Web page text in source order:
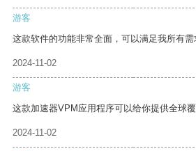
游客
这款软件的功能非常全面，可以满足我所有需
2024-11-02
游客
这款加速器VPM应用程序可以给你提供全球
2024-11-02